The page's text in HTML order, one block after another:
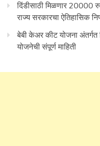
दिंडीसाठी मिळणार 20000
राज्य सरकारचा ऐतिहासिक
बेबी केअर कीट योजना अंतर्गत
योजनेची संपूर्ण माहिती